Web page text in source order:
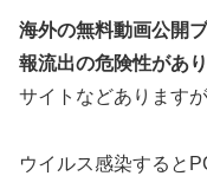
海外の無料動画公開
報流出の危険性があ
サイトなどあります
ウイルス感染すると